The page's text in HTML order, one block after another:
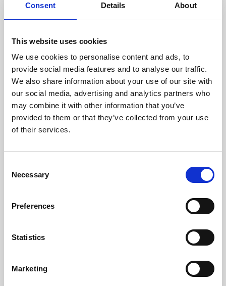
Consent Details About
This website uses cookies
We use cookies to personalise content and ads, to
provide social media features and to analyse our traffic.
We also share information about your use of our site with
our social media, advertising and analytics partners who
may combine it with other information that you’ve
provided to them or that they’ve collected from your use
of their services.
Selection
Necessary
Preferences
Statistics
Marketing
WAM impulsa la digitalización del
seguimiento a menores en
situación de vulnerabilidad junto a
Save the Children
WAM IMPULSA LA DIGITALIZACIÓN DEL SEGUIMIENTO A